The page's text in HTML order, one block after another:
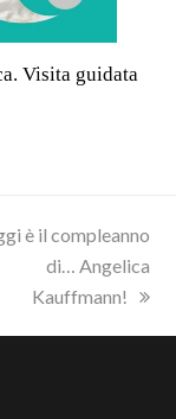
Visita guidata
è il compleanno
di… Angelica
Kauffmann!